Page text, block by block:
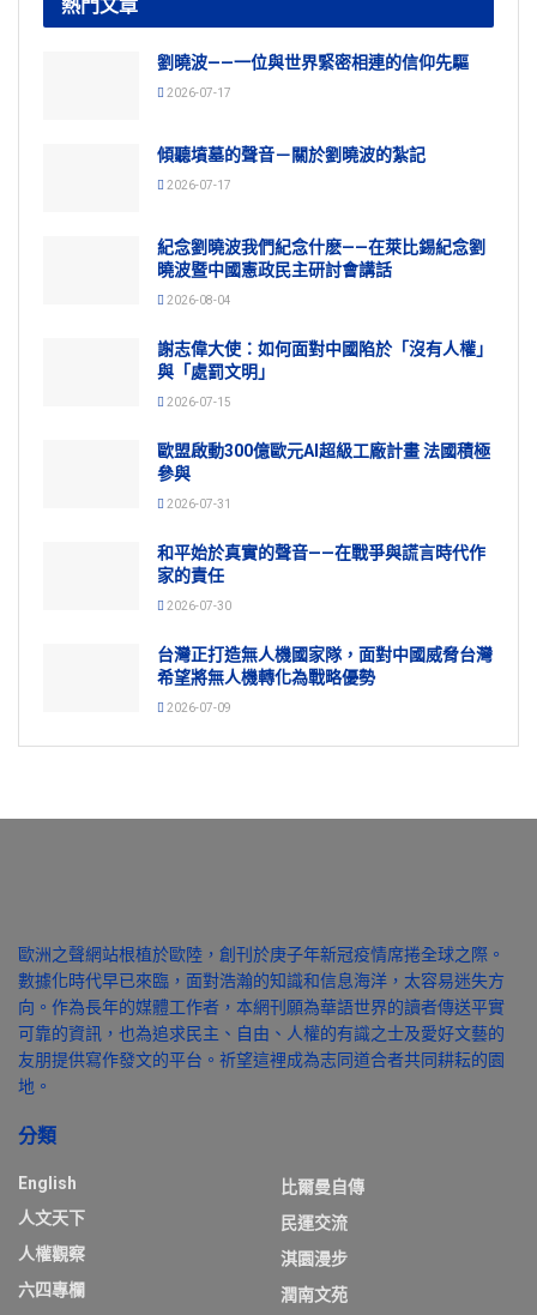
熱門文章
劉曉波——一位與世界緊密相連的信仰先驅
2026-07-17
傾聽墳墓的聲音－關於劉曉波的紮記
2026-07-17
紀念劉曉波我們紀念什麽——在萊比錫紀念劉
曉波暨中國憲政民主研討會講話
2026-08-04
謝志偉大使：如何面對中國陷於「沒有人權」
與「處罰文明」
2026-07-15
歐盟啟動300億歐元AI超級工廠計畫 法國積極
參與
2026-07-31
和平始於真實的聲音——在戰爭與謊言時代作
家的責任
2026-07-30
台灣正打造無人機國家隊，面對中國威脅台灣
希望將無人機轉化為戰略優勢
2026-07-09
歐洲之聲網站根植於歐陸，創刊於庚子年新冠疫情席捲全球之際。
數據化時代早已來臨，面對浩瀚的知識和信息海洋，太容易迷失方
向。作為長年的媒體工作者，本網刊願為華語世界的讀者傳送平實
可靠的資訊，也為追求民主、自由、人權的有識之士及愛好文藝的
友朋提供寫作發文的平台。祈望這裡成為志同道合者共同耕耘的園
地。
分類
English
人文天下
人權觀察
六四專欄
比爾曼自傳
民運交流
淇園漫步
潤南文苑